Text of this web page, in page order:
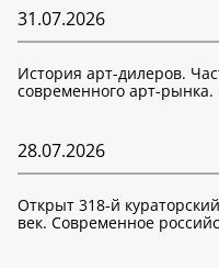
31.07.2026
История арт-дилеров.
современного арт-рынка.
28.07.2026
Открыт 318-й
век. Современное